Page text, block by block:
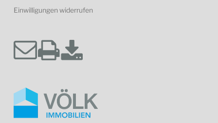
Einwilligungen widerrufen